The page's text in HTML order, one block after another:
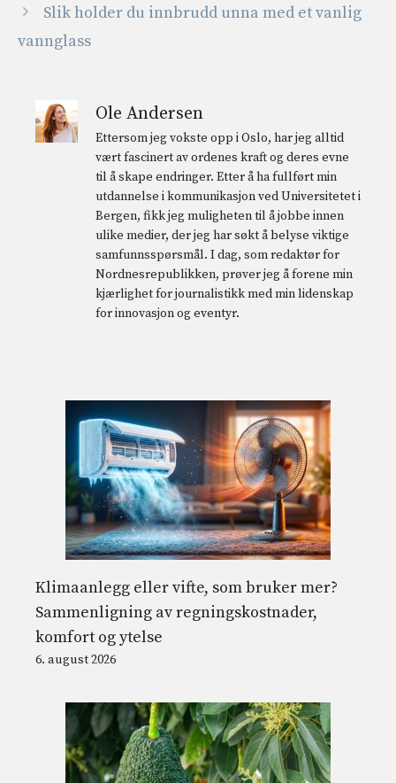
Slik holder du innbrudd unna med et vanlig
vannglass
Ole Andersen
Ettersom jeg vokste opp i Oslo, har jeg alltid
vært fascinert av ordenes kraft og deres evne
til å skape endringer. Etter å ha fullført min
utdannelse i kommunikasjon ved Universitetet i
Bergen, fikk jeg muligheten til å jobbe innen
ulike medier, der jeg har søkt å belyse viktige
samfunnsspørsmål. I dag, som redaktør for
Nordnesrepublikken, prøver jeg å forene min
kjærlighet for journalistikk med min lidenskap
for innovasjon og eventyr.
Klimaanlegg eller vifte, som bruker mer?
Sammenligning av regningskostnader,
komfort og ytelse
6. august 2026